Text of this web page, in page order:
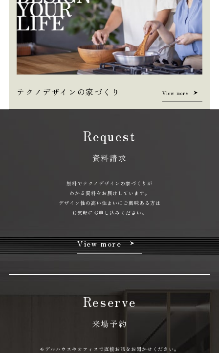
テクノデザインの家づくり View more
Request
資料請求
無料でテクノデザインの家づくりが
わかる資料をお届けしています。
デザイン性の高い住まいにご興味ある方は
お気軽にお申し込みください。
View more
Reserve
来場予約
モデルハウスやオフィスで直接お話をお聞かせください。